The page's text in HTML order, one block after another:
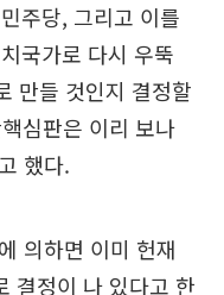
주당, 그리고 이를
국가로 다시 우뚝
만들 것인지 결정할
심판은 이리 보나
했다.
의하면 이미 헌재
결정이 나 있다고 한